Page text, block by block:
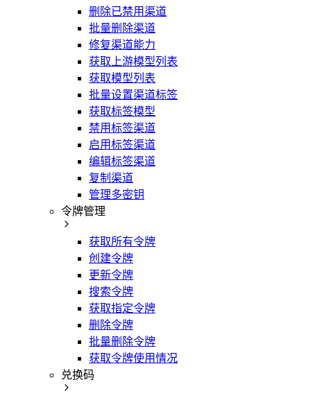
删除已禁用渠道
批量删除渠道
修复渠道能力
获取上游模型列表
获取模型列表
批量设置渠道标签
获取标签模型
禁用标签渠道
启用标签渠道
编辑标签渠道
复制渠道
管理多密钥
令牌管理
获取所有令牌
创建令牌
更新令牌
搜索令牌
获取指定令牌
删除令牌
批量删除令牌
获取令牌使用情况
兑换码